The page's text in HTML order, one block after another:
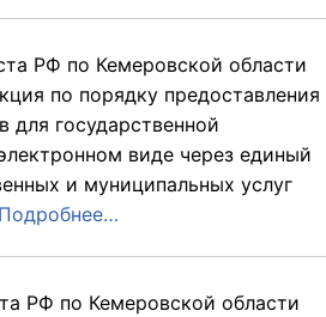
РФ по Кемеровской области
по порядку предоставления
для государственной
виде через единый
и муниципальных услуг
Подробнее…
РФ по Кемеровской области